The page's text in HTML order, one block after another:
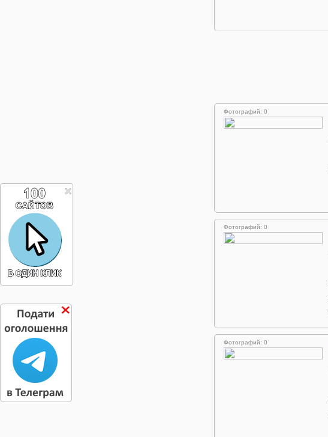
Фотографий: 0
Фотографий: 0
Фотографий: 0